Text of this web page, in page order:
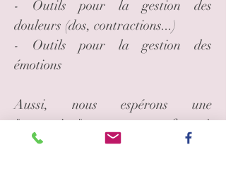
- Outils pour la gestion des
douleurs (dos, contractions...)
- Outils pour la gestion des
émotions
Aussi, nous espérons une
"connexion" avec cet enfant à
naître.